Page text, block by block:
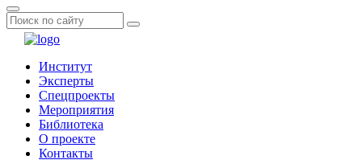
Институт
Эксперты
Спецпроекты
Мероприятия
Библиотека
О проекте
Контакты